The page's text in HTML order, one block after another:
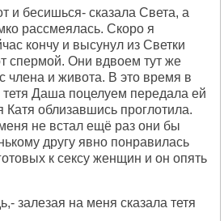
и бесишься- сказала Света, а
рассмеялась. Скоро я
кончу и высунул из Светки
спермой. Они вдвоем тут же
члена и живота. В это время в
тетя Даша поцелуем передала ей
облизавшись проглотила.
не встал ещё раз они бы
другу явно понравилась
к сексу женщин и он опять
залезая на меня сказала тетя